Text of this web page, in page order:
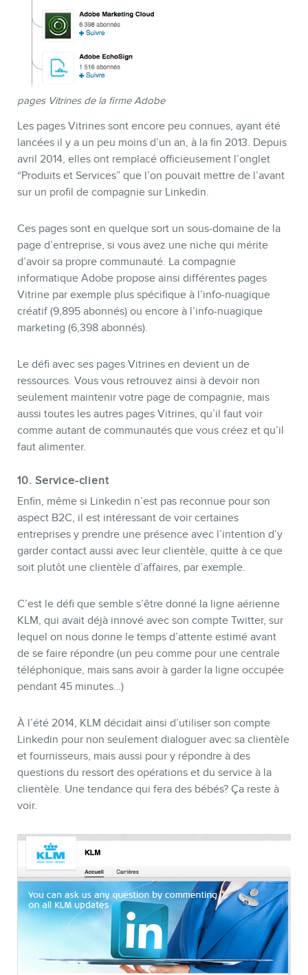
pages Vitrines de la firme Adobe
Les pages Vitrines sont encore peu connues, ayant été
lancées il y a un peu moins d’un an, à la fin 2013. Depuis
avril 2014, elles ont remplacé officieusement l’onglet
“Produits et Services” que l’on pouvait mettre de l’avant
sur un profil de compagnie sur Linkedin.
Ces pages sont en quelque sort un sous-domaine de la
page d’entreprise, si vous avez une niche qui mérite
d’avoir sa propre communauté. La compagnie
informatique Adobe propose ainsi différentes pages
Vitrine par exemple plus spécifique à l’info-nuagique
créatif (9,895 abonnés) ou encore à l’info-nuagique
marketing (6,398 abonnés).
Le défi avec ses pages Vitrines en devient un de
ressources. Vous vous retrouvez ainsi à devoir non
seulement maintenir votre page de compagnie, mais
aussi toutes les autres pages Vitrines, qu’il faut voir
comme autant de communautés que vous créez et qu’il
faut alimenter.
10. Service-client
Enfin, même si Linkedin n’est pas reconnue pour son
aspect B2C, il est intéressant de voir certaines
entreprises y prendre une présence avec l’intention d’y
garder contact aussi avec leur clientèle, quitte à ce que
soit plutôt une clientèle d’affaires, par exemple.
C’est le défi que semble s’être donné la ligne aérienne
KLM, qui avait déjà innové avec son compte Twitter, sur
lequel on nous donne le temps d’attente estimé avant
de se faire répondre (un peu comme pour une centrale
téléphonique, mais sans avoir à garder la ligne occupée
pendant 45 minutes…)
À l’été 2014, KLM décidait ainsi d’utiliser son compte
Linkedin pour non seulement dialoguer avec sa clientèle
et fournisseurs, mais aussi pour y répondre à des
questions du ressort des opérations et du service à la
clientèle. Une tendance qui fera des bébés? Ça reste à
voir.